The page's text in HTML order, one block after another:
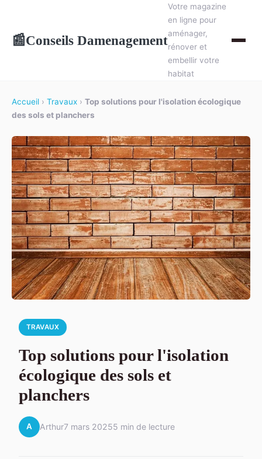
📰Conseils Damenagement
Votre magazine
en ligne pour
aménager,
rénover et
embellir votre
habitat
Accueil › Travaux › Top solutions pour l'isolation écologique
des sols et planchers
TRAVAUX
Top solutions pour l'isolation
écologique des sols et
planchers
A Arthur7 mars 20255 min de lecture